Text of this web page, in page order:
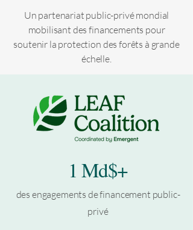
Un partenariat public-privé mondial
mobilisant des financements pour
soutenir la protection des forêts à grande
échelle.
1 Md$+
des engagements de financement public-
privé